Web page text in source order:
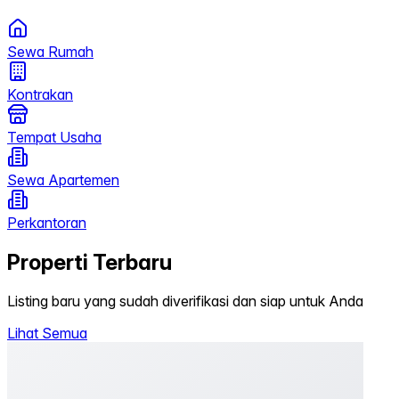
Sewa Rumah
Kontrakan
Tempat Usaha
Sewa Apartemen
Perkantoran
Properti Terbaru
Listing baru yang sudah diverifikasi dan siap untuk Anda
Lihat Semua